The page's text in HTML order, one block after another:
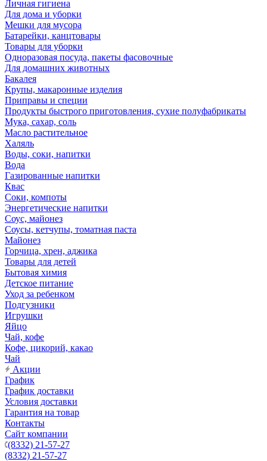
Личная гигиена
Для дома и уборки
Мешки для мусора
Батарейки, канцтовары
Товары для уборки
Одноразовая посуда, пакеты фасовочные
Для домашних животных
Бакалея
Крупы, макаронные изделия
Приправы и специи
Продукты быстрого приготовления, сухие полуфабрикаты
Мука, сахар, соль
Масло растительное
Халяль
Воды, соки, напитки
Вода
Газированные напитки
Квас
Соки, компоты
Энергетические напитки
Соус, майонез
Соусы, кетчупы, томатная паста
Майонез
Горчица, хрен, аджика
Товары для детей
Бытовая химия
Детское питание
Уход за ребенком
Подгузники
Игрушки
Яйцо
Чай, кофе
Кофе, цикорий, какао
Чай
Акции
График
График доставки
Условия доставки
Гарантия на товар
Контакты
Сайт компании
(8332) 21-57-27
(8332) 21-57-27